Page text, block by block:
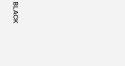
BLACK